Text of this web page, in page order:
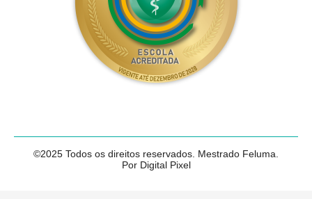
©2025 Todos os direitos reservados. Mestrado Feluma.
Por Digital Pixel